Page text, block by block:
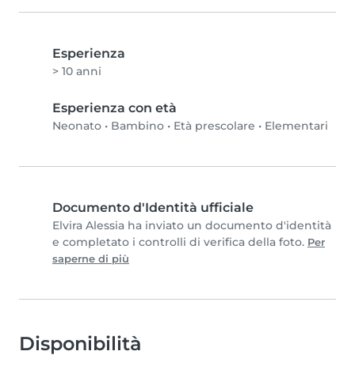
Esperienza
> 10 anni
Esperienza con età
Neonato • Bambino • Età prescolare • Elementari
Documento d'Identità ufficiale
Elvira Alessia ha inviato un documento d'identità
e completato i controlli di verifica della foto. Per
saperne di più
Disponibilità